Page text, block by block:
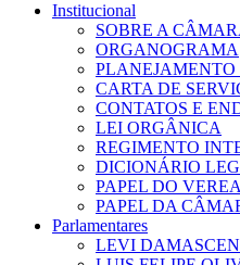
Institucional
SOBRE A
ORGANOGRAMA
PLANEJAMENTO
CARTA DE
CONTATOS E
LEI ORGÂNICA
REGIMENTO
DICIONÁRIO
PAPEL DO
PAPEL DA
Parlamentares
LEVI